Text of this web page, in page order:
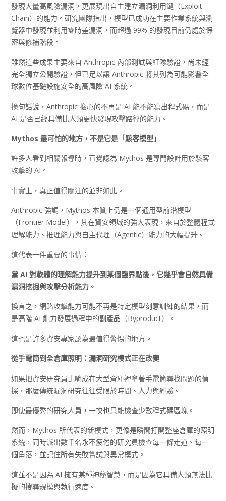
發現大量高風險漏洞，更展現出自主建立漏洞利用鏈（Exploit
Chain）的能力。研究團隊指出，模型已成功在主要作業系統與瀏
覽器中發現並利用零時差漏洞，而超過 99% 的發現目前仍處於保
密與修補階段。
雖然這些成果主要來自 Anthropic 內部測試與紅隊驗證，尚未經
完全獨立公開驗證，但已足以讓 Anthropic 將其列為可能影響全
球數位基礎設施安全的高風險 AI 系統。
換句話說，Anthropic 擔心的不再是 AI 能不能寫出程式碼，而是
AI 是否已經具備比人類更快發現攻擊路徑的能力。
Mythos 最可怕的地方，不是它是「駭客模型」
許多人看到相關報導時，直覺認為 Mythos 是專門設計用於駭客
攻擊的 AI。
事實上，真正值得關注的並非如此。
Anthropic 強調，Mythos 本質上仍是一個通用型前沿模型
（Frontier Model），其在資安領域的強大表現，來自於整體程式
理解能力、推理能力與自主代理（Agentic）能力的大幅提升。
這代表一件重要的事情：
當 AI 對軟體的理解能力提升到某個臨界點後，它幾乎會自然具備
漏洞挖掘與攻擊分析能力。
換言之，網路攻擊能力可能不再是特定模型刻意訓練的結果，而
是高階 AI 能力發展過程中的副產品（Byproduct）。
這也是許多資安專家認為最值得警惕的地方。
從手電筒到全倉庫照明：漏洞研究模式正在改變
如果把資安研究員比喻成在大型倉庫裡拿著手電筒尋找問題的偵
探，那麼傳統漏洞研究往往受限於時間、人力與經驗。
即使最優秀的研究人員，一次也只能檢查少數程式碼區塊。
然而，Mythos 所代表的新模式，更像是瞬間打開整座倉庫的照明
系統，同時派出數千名永不疲倦的研究員檢查每一條走道、每一
個角落，並記住所有失敗嘗試與異常模式。
這並不是因為 AI 擁有某種神秘智慧，而是因為它具備人類無法比
擬的搜尋規模與執行速度。